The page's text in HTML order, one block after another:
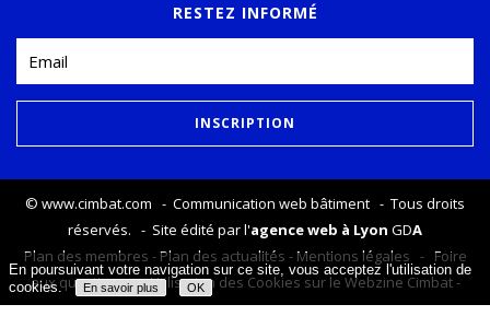
RESTEZ INFORMÉ
© www.cimbat.com - Communication web bâtiment - Tous droits
réservés. - Site édité par l'agence web à Lyon GDA
Plan des membres -Plan des actualités -Mentions légales - Foire
aux questions-Utilisation des Cookies sur le Webzine Cimbat-
En poursuivant votre navigation sur ce site, vous acceptez l'utilisation de
cookies.
En savoir plus OK